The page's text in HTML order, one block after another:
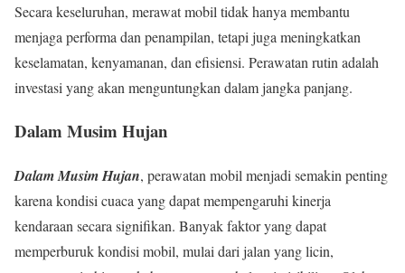
Secara keseluruhan, merawat mobil tidak hanya membantu
menjaga performa dan penampilan, tetapi juga meningkatkan
keselamatan, kenyamanan, dan efisiensi. Perawatan rutin adalah
investasi yang akan menguntungkan dalam jangka panjang.
Dalam Musim Hujan
Dalam Musim Hujan, perawatan mobil menjadi semakin penting
karena kondisi cuaca yang dapat mempengaruhi kinerja
kendaraan secara signifikan. Banyak faktor yang dapat
memperburuk kondisi mobil, mulai dari jalan yang licin,